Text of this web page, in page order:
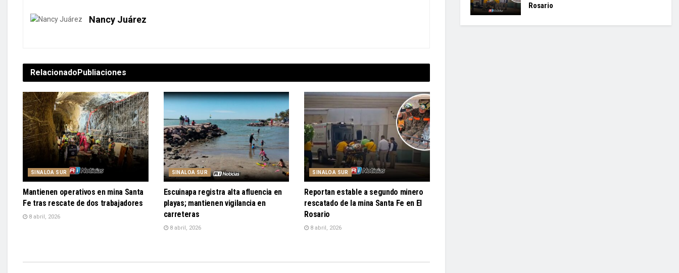
Nancy Juárez
RelacionadoPubliaciones
SINALOA SUR
Mantienen operativos en mina Santa
Fe tras rescate de dos trabajadores
8 abril, 2026
SINALOA SUR
Escuinapa registra alta afluencia en
playas; mantienen vigilancia en
carreteras
8 abril, 2026
SINALOA SUR
Reportan estable a segundo minero
rescatado de la mina Santa Fe en El
Rosario
8 abril, 2026
Rosario